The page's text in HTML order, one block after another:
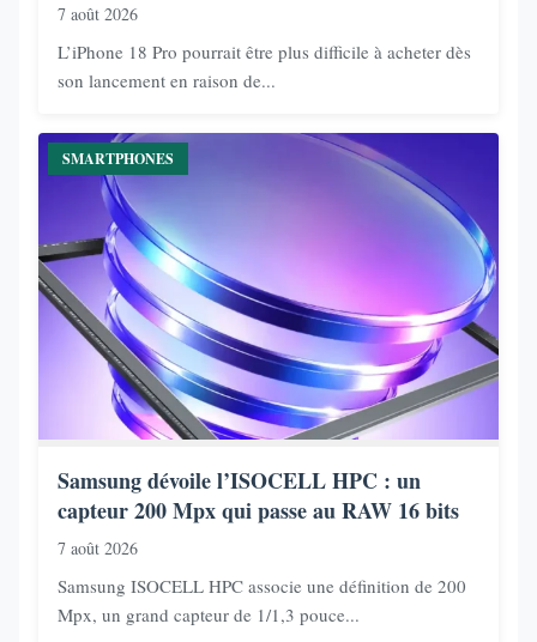
7 août 2026
L’iPhone 18 Pro pourrait être plus difficile à acheter dès
son lancement en raison de...
SMARTPHONES
Samsung dévoile l’ISOCELL HPC : un
capteur 200 Mpx qui passe au RAW 16 bits
7 août 2026
Samsung ISOCELL HPC associe une définition de 200
Mpx, un grand capteur de 1/1,3 pouce...